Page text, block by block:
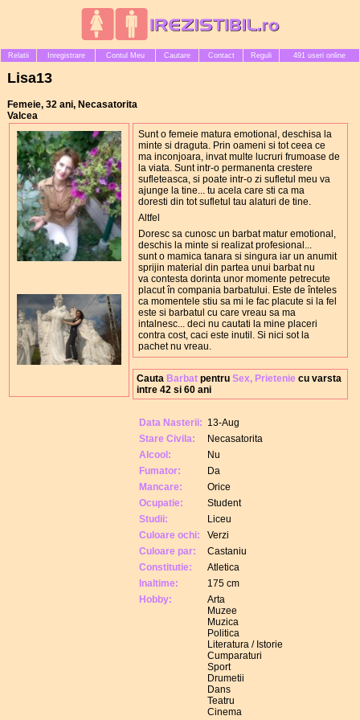
Relatii Inregistrare Contul Meu Cautare Contact Reguli 491 useri online
Lisa13
Femeie, 32 ani, Necasatorita
Valcea
Sunt o femeie matura emotional, deschisa la
minte si draguta. Prin oameni si tot ceea ce
ma inconjoara, invat multe lucruri frumoase de
la viata. Sunt intr-o permanenta crestere
sufleteasca, si poate intr-o zi sufletul meu va
ajunge la tine... tu acela care sti ca ma
doresti din tot sufletul tau alaturi de tine.
Altfel
Doresc sa cunosc un barbat matur emotional,
deschis la minte si realizat profesional...
sunt o mamica tanara si singura iar un anumit
sprijin material din partea unui barbat nu
va contesta dorinta unor momente petrecute
placut în compania barbatului. Este de înteles
ca momentele stiu sa mi le fac placute si la fel
este si barbatul cu care vreau sa ma
intalnesc... deci nu cautati la mine placeri
contra cost, caci este inutil. Si nici sot la
pachet nu vreau.
Cauta Barbat pentru Sex, Prietenie cu varsta
intre 42 si 60 ani
Data Nasterii: 13-Aug
Stare Civila:
Necasatorita
Alcool:
Nu
Fumator:
Da
Mancare:
Orice
Ocupatie:
Student
Studii:
Liceu
Culoare ochi:
Verzi
Culoare par:
Castaniu
Constitutie:
Atletica
Inaltime:
175 cm
Hobby:
Arta
Muzee
Muzica
Politica
Literatura / Istorie
Cumparaturi
Sport
Drumetii
Dans
Teatru
Cinema